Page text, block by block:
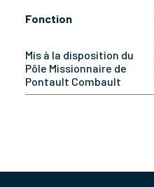
Fonction
Mis à la disposition du
Pôle Missionnaire de
Pontault Combault